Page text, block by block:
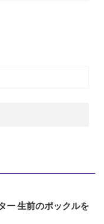
ー 生前のポックルを